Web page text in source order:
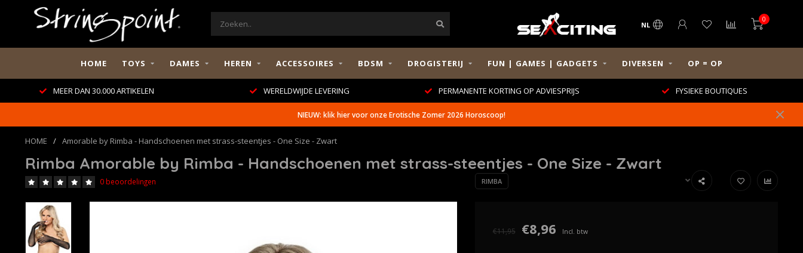
NL
0
HOME TOYS DAMES HEREN ACCESSOIRES BDSM DROGISTERIJ FUN | GAMES | GADGETS DIVERSEN OP = OP
MEER DAN 30.000 ARTIKELEN WERELDWIJDE LEVERING PERMANENTE KORTING OP ADVIESPRIJS FYSIEKE BOUTIQUES
NIEUW: klik hier voor onze Erotische Zomer 2026 Horoscoop!
HOME / Amorable by Rimba - Handschoenen met strass-steentjes - One Size - Zwart
Rimba Amorable by Rimba - Handschoenen met strass-steentjes - One Size - Zwart
0 beoordelingen RIMBA
€11,95 €8,96 Incl. btw